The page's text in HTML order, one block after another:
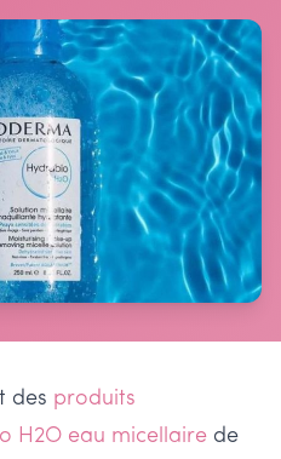
des produits
H2O eau micellaire de